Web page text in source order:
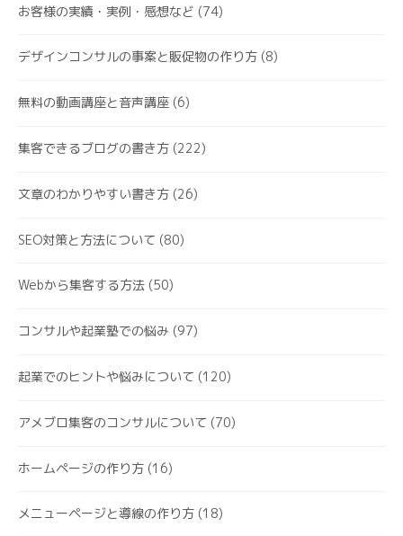
お客様の実績・実例・感想など (74)
デザインコンサルの事案と販促物の作り方 (8)
無料の動画講座と音声講座 (6)
集客できるブログの書き方 (222)
文章のわかりやすい書き方 (26)
SEO対策と方法について (80)
Webから集客する方法 (50)
コンサルや起業塾での悩み (97)
起業でのヒントや悩みについて (120)
アメブロ集客のコンサルについて (70)
ホームページの作り方 (16)
メニューページと導線の作り方 (18)